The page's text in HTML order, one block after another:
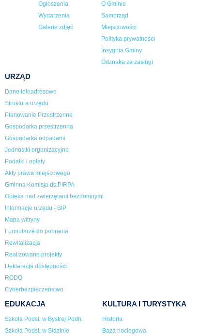
Ogłoszenia
Wydarzenia
Galerie zdjęć
O Gminie
Samorząd
Miejscowości
Polityka prywatności
Insygnia Gminy
Odznaka za zasługi
URZĄD
Dane teleadresowe
Struktura urzędu
Planowanie Przestrzenne
Gospodarka przestrzenna
Gospodarka odpadami
Jednostki organizacyjne
Podatki i opłaty
Akty prawa miejscowego
Gminna Komisja ds.PiRPA
Opieka nad zwierzętami bezdomnymi
Informacje urzędu - BIP
Mapa witryny
Formularze do pobrania
Rewitalizacja
Realizowane projekty
Deklaracja dostępności
RODO
Cyberbezpieczeństwo
EDUKACJA
Szkoła Podst. w Bystrej Podh.
Szkoła Podst. w Sidzinie
KULTURA I TURYSTYKA
Historia
Baza noclegowa